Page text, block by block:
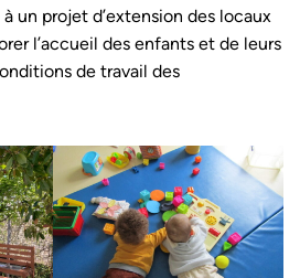
un projet d’extension des locaux
l’accueil des enfants et de leurs
de travail des